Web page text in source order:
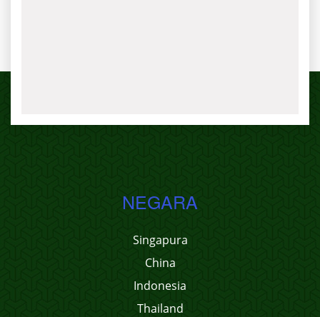
NEGARA
Singapura
China
Indonesia
Thailand